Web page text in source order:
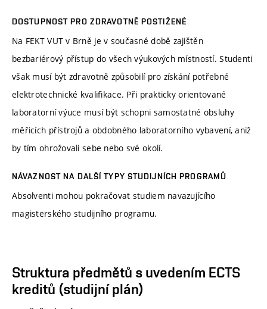
DOSTUPNOST PRO ZDRAVOTNĚ POSTIŽENÉ
Na FEKT VUT v Brně je v současné době zajištěn
bezbariérový přístup do všech výukových místností. Studenti
však musí být zdravotně způsobilí pro získání potřebné
elektrotechnické kvalifikace. Při prakticky orientované
laboratorní výuce musí být schopni samostatné obsluhy
měřicích přístrojů a obdobného laboratorního vybavení, aniž
by tím ohrožovali sebe nebo své okolí.
NÁVAZNOST NA DALŠÍ TYPY STUDIJNÍCH PROGRAMŮ
Absolventi mohou pokračovat studiem navazujícího
magisterského studijního programu.
Struktura předmětů s uvedením ECTS
kreditů (studijní plán)